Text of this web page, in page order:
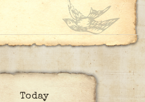
Today